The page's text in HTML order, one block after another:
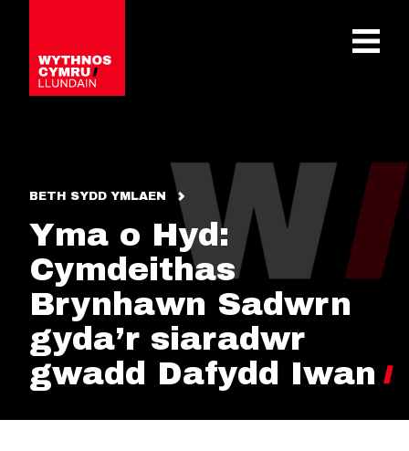
OPEN
BETH SYDD YMLAEN
Yma o Hyd:
Cymdeithas
Brynhawn Sadwrn
gyda’r siaradwr
gwadd Dafydd Iwan